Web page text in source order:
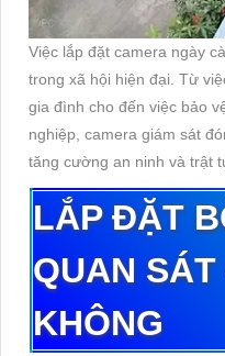
Việc lắp đặt camera ngày
trong xã hội hiện đại. Từ
gia đình cho đến việc bảo
nghiệp, camera giám sát
tăng cường an ninh và trật
LẮP ĐẶT
QUAN
KHÔNG